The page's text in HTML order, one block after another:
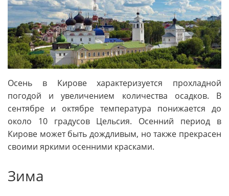
Осень в Кирове характеризуется прохладной
погодой и увеличением количества осадков. В
сентябре и октябре температура понижается до
около 10 градусов Цельсия. Осенний период в
Кирове может быть дождливым, но также прекрасен
своими яркими осенними красками.
Зима